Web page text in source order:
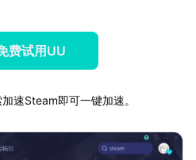
费试用UU
速Steam即可一键加速。